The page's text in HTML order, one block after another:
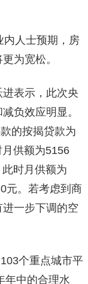
内人士预期，房
为宽松。
表示，此次央
负效应明显。
的按揭贷款为
供额为5156
时月供额为
元。若考虑到商
一步下调的空
个重点城市平
年中的合理水